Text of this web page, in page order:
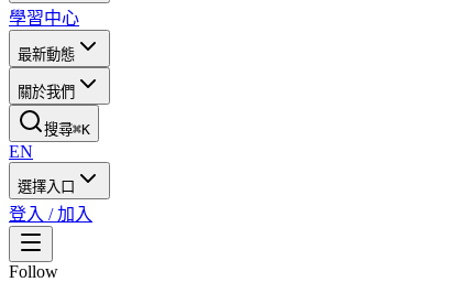
學習中心
最新動態
關於我們
搜尋⌘K
EN
選擇入口
登入 / 加入
Follow